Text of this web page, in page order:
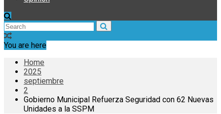
You are here
Home
2025
septiembre
2
Gobierno Municipal Refuerza Seguridad con 62 Nuevas
Unidades a la SSPM